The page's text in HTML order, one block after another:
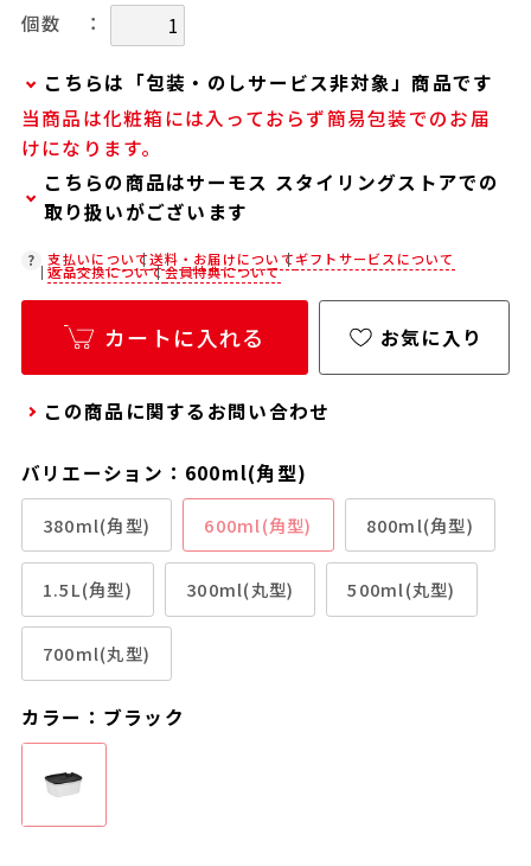
個数
：
こちらは「包装・のしサービス非対象」商品です
当商品は弊社でのお包みには対応しておりませ
ん。
お客様ご自身で包装する際にお使いいただけるギ
フト用品をご用意しておりますので、セルフラッ
ピング用のギフトバッグや手提げ袋が必要な場合
は、以下より合わせてご購入ください。
通常商品用ギフト用品
当商品は化粧箱には入っておらず簡易包装でのお届
けになります。
こちらの商品はサーモス スタイリングストアでの
取り扱いがございます
在庫状況につきましては、各店舗までお電話にて
ご確認ください。
店舗紹介ページ
支払いについて送料・お届けについてギフトサービスについて
返品交換について会員特典について
カートに入れる お気に入り
この商品に関するお問い合わせ
バリエーション：600ml(角型)
380ml(角型) 600ml(角型) 800ml(角型)
1.5L(角型) 300ml(丸型) 500ml(丸型)
700ml(丸型)
カラー：ブラック